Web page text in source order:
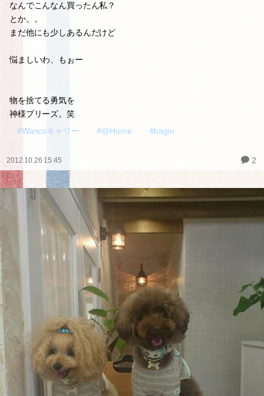
なんでこんなん買ったん私？
とか。。
まだ他にも少しあるんだけど
悩ましいわ、もぉー
物を捨てる勇気を
神様プリーズ。笑
#Wancoキャリー
#@Home #bagin
2012.10.26 15:45 2